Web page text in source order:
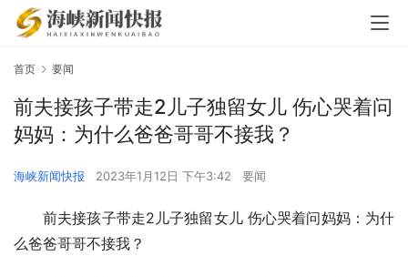
首页 要闻
前夫接孩子带走2儿子独留女儿 伤心哭着问
妈妈：为什么爸爸哥哥不接我？
海峡新闻快报 2023年1月12日 下午3:42 要闻
前夫接孩子带走2儿子独留女儿 伤心哭着问妈妈：为什
么爸爸哥哥不接我？